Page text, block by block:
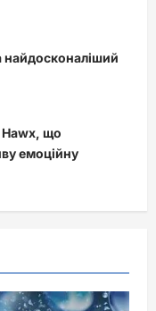
найдосконаліший
Hawx, що
емоційну